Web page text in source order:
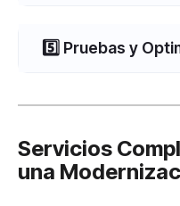
5️⃣ Pruebas y
Servicios
una